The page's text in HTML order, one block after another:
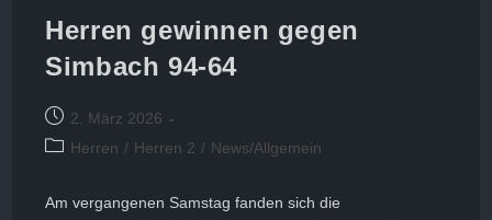
Herren gewinnen gegen
Simbach 94-64
Beitrag
veröffentlicht:
2. März 2026
Beitrags-
Herren / Herren 2 / News/Allgemein
Am vergangenen Samstag fanden sich die